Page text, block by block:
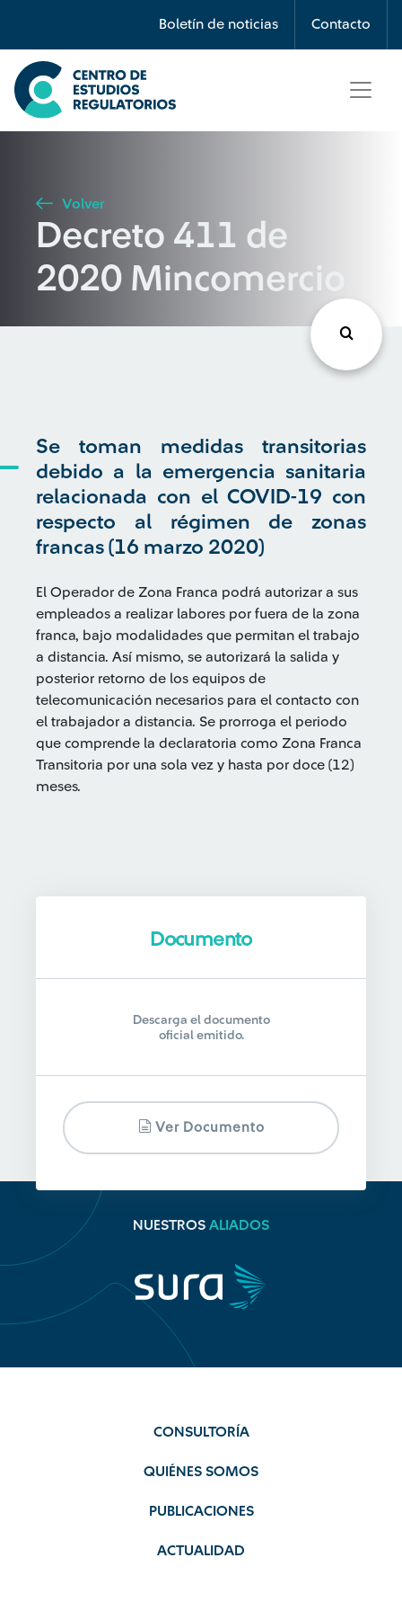
Boletín de noticias Contacto
Búsqueda
Seleccione país
Buscar
Volver
Decreto 411 de
2020 Mincomercio
Se toman medidas transitorias
debido a la emergencia sanitaria
relacionada con el COVID-19 con
respecto al régimen de zonas
francas (16 marzo 2020)
El Operador de Zona Franca podrá autorizar a sus
empleados a realizar labores por fuera de la zona
franca, bajo modalidades que permitan el trabajo
a distancia. Así mismo, se autorizará la salida y
posterior retorno de los equipos de
telecomunicación necesarios para el contacto con
el trabajador a distancia. Se prorroga el periodo
que comprende la declaratoria como Zona Franca
Transitoria por una sola vez y hasta por doce (12)
meses.
Documento
Descarga el documento
oficial emitido.
Ver Documento
NUESTROS ALIADOS
CONSULTORÍA
QUIÉNES SOMOS
PUBLICACIONES
ACTUALIDAD